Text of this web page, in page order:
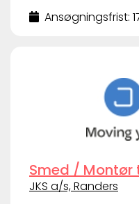
Ansøgningsfrist:
Smed /
JKS a/s, Randers